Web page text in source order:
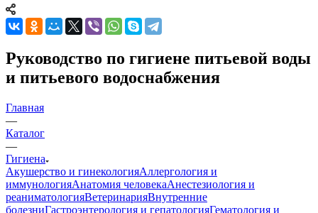
Руководство по гигиене питьевой воды
и питьевого водоснабжения
Главная
—
Каталог
—
Гигиена
Акушерство и гинекологияАллергология и
иммунологияАнатомия человекаАнестезиология и
реаниматологияВетеринарияВнутренние
болезниГастроэнтерология и гепатологияГематология и